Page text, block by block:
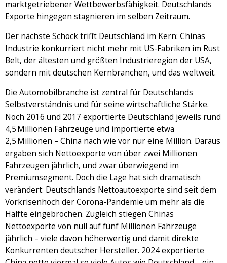
marktgetriebener Wettbewerbsfähigkeit. Deutschlands
Exporte hingegen stagnieren im selben Zeitraum.
Der nächste Schock trifft Deutschland im Kern: Chinas
Industrie konkurriert nicht mehr mit US-Fabriken im Rust
Belt, der ältesten und größten Industrieregion der USA,
sondern mit deutschen Kernbranchen, und das weltweit.
Die Automobilbranche ist zentral für Deutschlands
Selbstverständnis und für seine wirtschaftliche Stärke.
Noch 2016 und 2017 exportierte Deutschland jeweils rund
4,5 Millionen Fahrzeuge und importierte etwa
2,5 Millionen – China nach wie vor nur eine Million. Daraus
ergaben sich Nettoexporte von über zwei Millionen
Fahrzeugen jährlich, und zwar überwiegend im
Premiumsegment. Doch die Lage hat sich dramatisch
verändert: Deutschlands Nettoautoexporte sind seit dem
Vorkrisenhoch der Corona-Pandemie um mehr als die
Hälfte eingebrochen. Zugleich stiegen Chinas
Nettoexporte von null auf fünf Millionen Fahrzeuge
jährlich – viele davon höherwertig und damit direkte
Konkurrenten deutscher Hersteller. 2024 exportierte